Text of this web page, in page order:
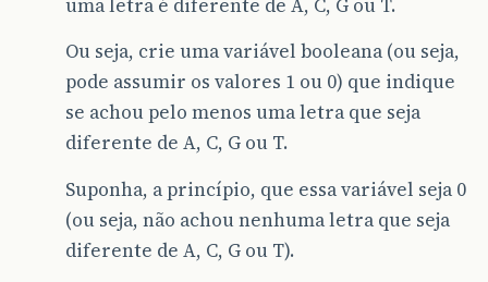
uma letra é diferente de A, C, G ou T.
Ou seja, crie uma variável booleana (ou seja,
pode assumir os valores 1 ou 0) que indique
se achou pelo menos uma letra que seja
diferente de A, C, G ou T.
Suponha, a princípio, que essa variável seja 0
(ou seja, não achou nenhuma letra que seja
diferente de A, C, G ou T).